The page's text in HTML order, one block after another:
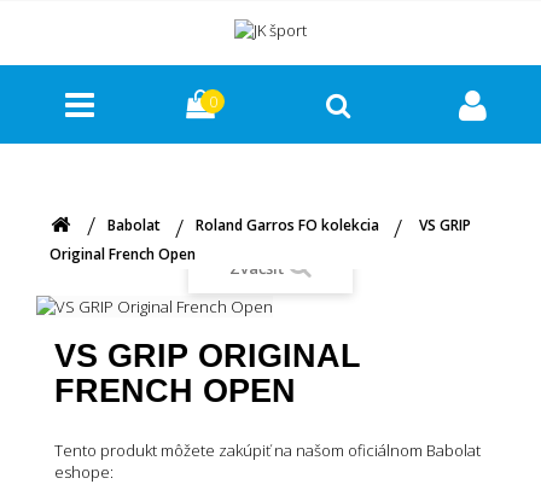
0
Babolat Roland Garros FO kolekcia
VS GRIP
Original French Open
Zväčšiť
VS GRIP ORIGINAL
FRENCH OPEN
Tento produkt môžete zakúpiť na našom oficiálnom Babolat
eshope: